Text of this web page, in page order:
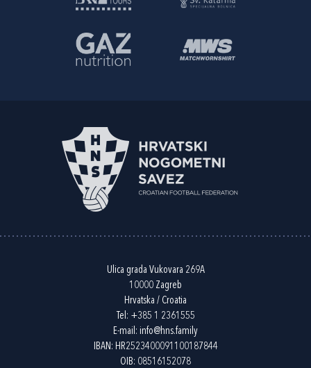
Ulica grada Vukovara 269A
10000 Zagreb
Hrvatska / Croatia
Tel: +385 1 2361555
E-mail: info@hns.family
IBAN: HR2523400091100187844
OIB: 08516152078